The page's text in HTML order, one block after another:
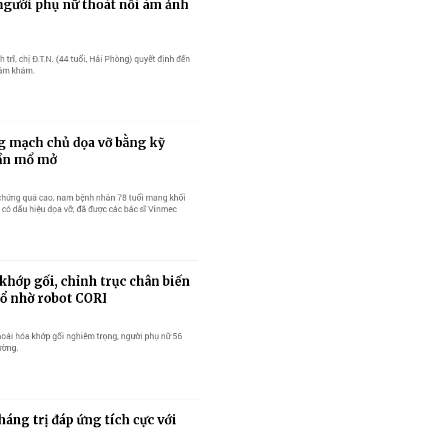
phụ nữ thoát nỗi ám ảnh
trĩ, chị Đ.T.N. (44 tuổi, Hải Phòng) quyết định đến
khám.
mạch chủ dọa vỡ bằng kỹ
mổ mở
quá cao, nam bệnh nhân 78 tuổi mang khối
dấu hiệu dọa vỡ, đã được các bác sĩ Vinmec
gối, chỉnh trục chân biến
nhờ robot CORI
hóa khớp gối nghiêm trọng, người phụ nữ 56
trị đáp ứng tích cực với